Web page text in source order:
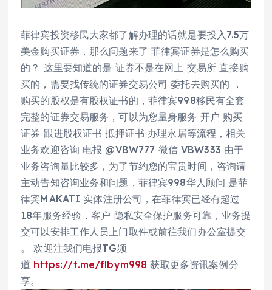
菲律宾投资移民大家都了解办理的话就是要投入7.5万
美金购买证券，那么问题来了 菲律宾证券是怎么购买
的？ 这里要知道的是 证券不是在网上 交易所 直接购
买的，需要找传统的证券交易公司 委托去购买的 ，
购买的股权是有股权证书的，菲律宾998移民有全套
完整的证券交易服务，可以为您量身服务 开户 购买
证券 跟进股权证书 抵押证书 办理永居等流程，相关
业务欢迎咨询 电报 @VBW777 微信 VBW333 由于
业务咨询量比较多，为了节约您的宝贵时间，咨询请
主动告知咨询业务和问题，菲律宾998华人顾问 是菲
律宾MAKATI 实体注册公司，在菲律宾已经有超过
18年服务经验，客户 隐私安全保护服务可靠，业务提
交可以安排工作人员上门取件或前往我们办公室提交
。 欢迎注我们电报TG频
道 https://t.me/flbym998 获取更多资讯案例分
享。